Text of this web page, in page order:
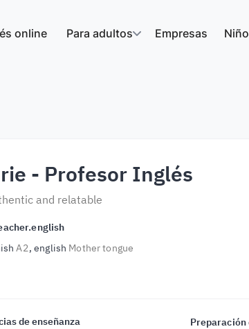
online Para adultos Empresas
- Profesor Inglés
and relatable
A2 english Mother tongue
de enseñanza Preparación